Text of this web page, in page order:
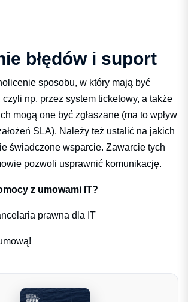
błędów i suport
sposobu, w który mają być
czyli np. przez system ticketowy, a także
mogą one być zgłaszane (ma to wpływ
SLA). Należy też ustalić na jakich
świadczone wsparcie. Zawarcie tych
pozwoli usprawnić komunikację.
z umowami IT?
prawna dla IT